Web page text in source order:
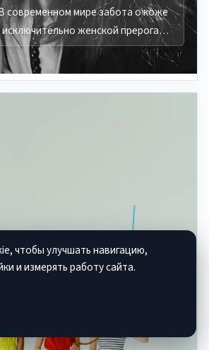
современном мире забота о коже
женской прерога…
чтобы улучшать навигацию,
и измерять работу сайта.